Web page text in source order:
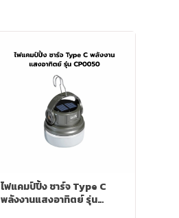
ไฟแคมป์ปิ้ง ชาร์จ Type C
พลังงานแสงอาทิตย์ รุ่น